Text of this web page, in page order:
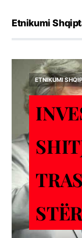
Etnikumi
ETNIKUMI